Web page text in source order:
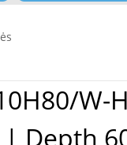
Depth